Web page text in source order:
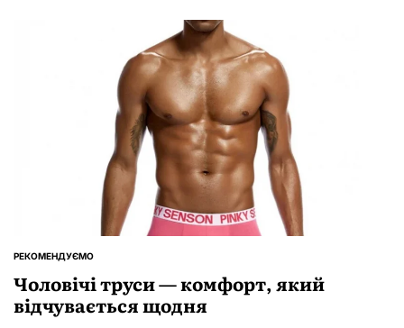
ОПУБЛІКУВАТИ
РЕКОМЕНДУЄМО
Чоловічі труси — комфорт, який
відчувається щодня